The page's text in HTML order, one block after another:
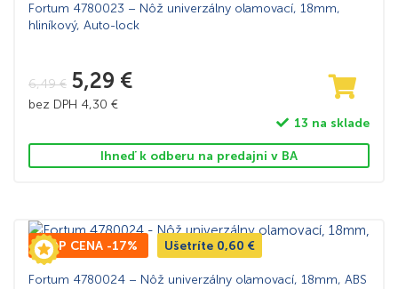
Fortum 4780023 – Nôž univerzálny olamovací, 18mm,
hliníkový, Auto-lock
6,49€ 5,29 €
bez DPH 4,30 €
13 na sklade
Ihneď k odberu na predajni v BA
TOP CENA -17% Ušetríte 0,60 €
Fortum 4780024 – Nôž univerzálny olamovací, 18mm, ABS